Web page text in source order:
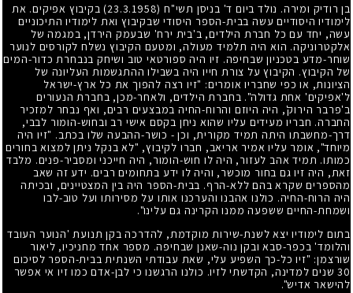
בן רודיק ומירה. נולד ביום ד' בניסן תשי"ח (23.3.1958)
בקיבוץ אפיקים. את
לימודיו היסודיים עשה בבית-הספר היסודי שבקיבוץ ואת לימודיו התיכוניים
עשה, יחד עם כל חברת הילדים, ב'בית ירח' שבעמק הירדן, במגמה של
אלקטרוניקה. הוא היה תלמיד מעולה, ומטעם הקיבוץ נשלח לקורסים לנוער
שוחר-מדע בטכניון שבחיפה. זיו היה ספורטאי טוב ושיחק בנבחרת כדור-המים
של הקיבוץ. הקיבוץ על צורת חייו היה בשבילו ההתגשמות העליונה של
הציונות, או כפי שחבריו אומרים: "זיו רצה להפוך את כל ארץ-ישראל
ל'אפיקים' אחת גדולה". בחברת הילדים, ולאחר-מכן, בחברת הנעורים
ב'פרבר הירוק', היה היוזם והרוח-החיה במבצעים רבים, ואף נבחר למזכיר
החברה. חבריו מעידים עליו שהוא ניחן בקסם אישי רב ובחוש-הומור לבבי,
דרך-מחשבתו היתה תמיד מקורית, וכן - כושר-ההבעה שלו בכתב. "זיו היה
מיוחד", אומר עליו אמיר אריאב, חברו לקיבוץ, "לא בנקל ניתן למצוא בחורים
כמותו. תמיד אהב לעזור, היה לו חוש-הומור, היה חייכני ומסביר-פנים. מלבד
זאת, היה זיו גם בחור מוכשר, והיה לו ידע בתחומים רבים. ידע זה שאב
מהספרים שקרא בהם ללא-הרף. בבית-הספר היה בין המצטיינים, ובכיתה
היה הרוח-החיה. כולנו אהבנו והערכנו אותו על מסירותו ועל טוב-לבו
ושמחת-החיים ששפעה ממנו הקרינה גם עלינו".
בתום לימודיו יצא לשנת-שירות מוקדמת, להדרכה בקן תנועת 'הנוער העובד
והלומד' בכפר-סבא ובקן נוה-שאנן שבחיפה. מספר אחד מחניכיו, ליאור
שורצמן: "זיו כל-כך השפיע עלי, שאת עבודתי השנתית בבית-הספר לסיכום
30שנים למדינה, הקדשתי לזיו. כולנו הרגשנו כי לבן-אדם כמו זיו אי אפשר
להישאר אדיש".